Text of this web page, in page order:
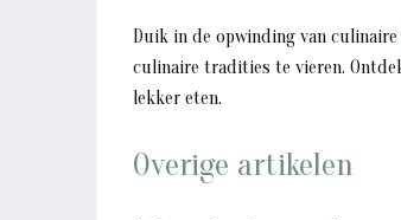
Duik in de opwinding van culinaire
culinaire tradities te vieren.
lekker eten.
Overige artikelen